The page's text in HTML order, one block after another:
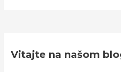
Vitajte na našom